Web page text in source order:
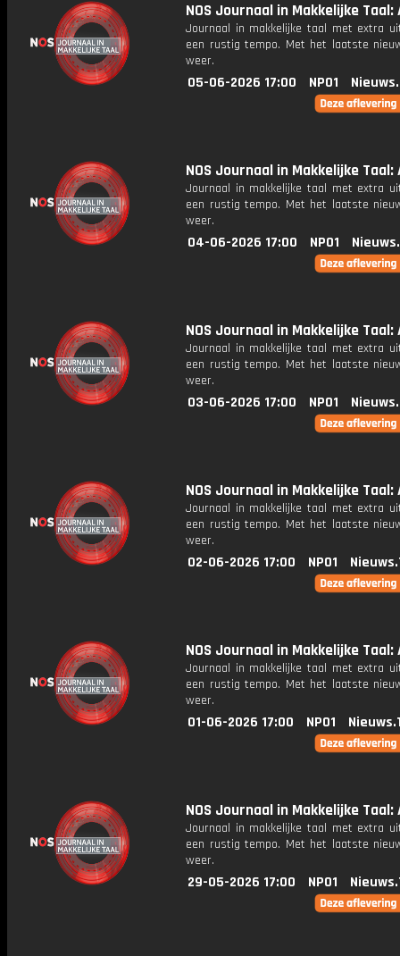
NOS Journaal in Makkelijke Taal:
Journaal in makkelijke taal met extra
een rustig tempo. Met het laatste
weer.
05-06-2026 17:00 NPO1
NOS Journaal in Makkelijke Taal:
Journaal in makkelijke taal met extra
een rustig tempo. Met het laatste
weer.
04-06-2026 17:00 NPO1
NOS Journaal in Makkelijke Taal:
Journaal in makkelijke taal met extra
een rustig tempo. Met het laatste
weer.
03-06-2026 17:00 NPO1
NOS Journaal in Makkelijke Taal:
Journaal in makkelijke taal met extra
een rustig tempo. Met het laatste
weer.
02-06-2026 17:00 NPO1
NOS Journaal in Makkelijke Taal:
Journaal in makkelijke taal met extra
een rustig tempo. Met het laatste
weer.
01-06-2026 17:00 NPO1
NOS Journaal in Makkelijke Taal:
Journaal in makkelijke taal met extra
een rustig tempo. Met het laatste
weer.
29-05-2026 17:00 NPO1